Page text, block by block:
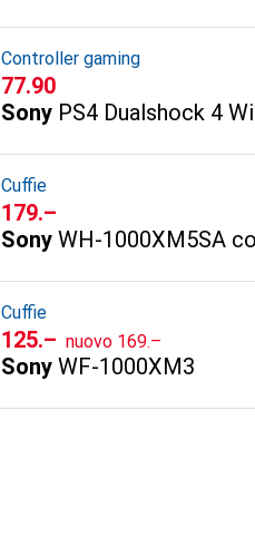
Controller gaming
CHF
77.90
Sony PS4 Dualshock 4
Cuffie
CHF
179.–
Sony WH-1000XM5SA
Cuffie
CHF
125.– nuovo CHF
169.–
Sony WF-1000XM3